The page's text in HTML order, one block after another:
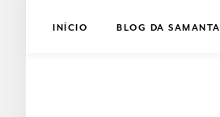
INÍCIO BLOG DA SAMANTA